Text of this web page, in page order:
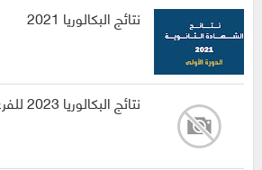
نتائج البكالوريا 2021
نتائج البكالوريا 2023 للفرعين العلمي والادبي